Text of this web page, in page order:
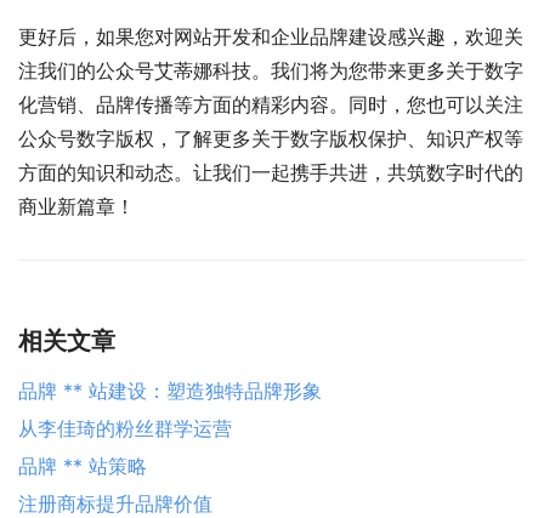
更好后，如果您对网站开发和企业品牌建设感兴趣，欢迎关
注我们的公众号艾蒂娜科技。我们将为您带来更多关于数字
化营销、品牌传播等方面的精彩内容。同时，您也可以关注
公众号数字版权，了解更多关于数字版权保护、知识产权等
方面的知识和动态。让我们一起携手共进，共筑数字时代的
商业新篇章！
相关文章
品牌 ** 站建设：塑造独特品牌形象
从李佳琦的粉丝群学运营
品牌 ** 站策略
注册商标提升品牌价值